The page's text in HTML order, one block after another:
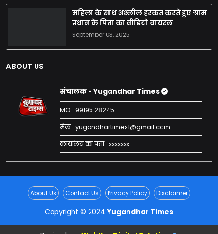
महिला के साथ अश्लील हरकत करते हुए ग्राम
प्रधान के पिता का वीडियो वायरल
September 03, 2025
ABOUT US
संचालक - Yugandhar Times
MO- 99195 28245
मेल- yugandhartimes1@gmail.com
कार्यालय का पता- xxxxxxx
About Us Contact Us Privacy Policy Disclaimer
Copyright © 2024Yugandhar Times